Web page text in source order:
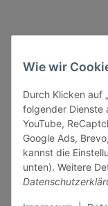
Wie wir
Durch Klicken auf
folgender Dienste
YouTube,
Google Ads,
kannst die
unten). Weitere